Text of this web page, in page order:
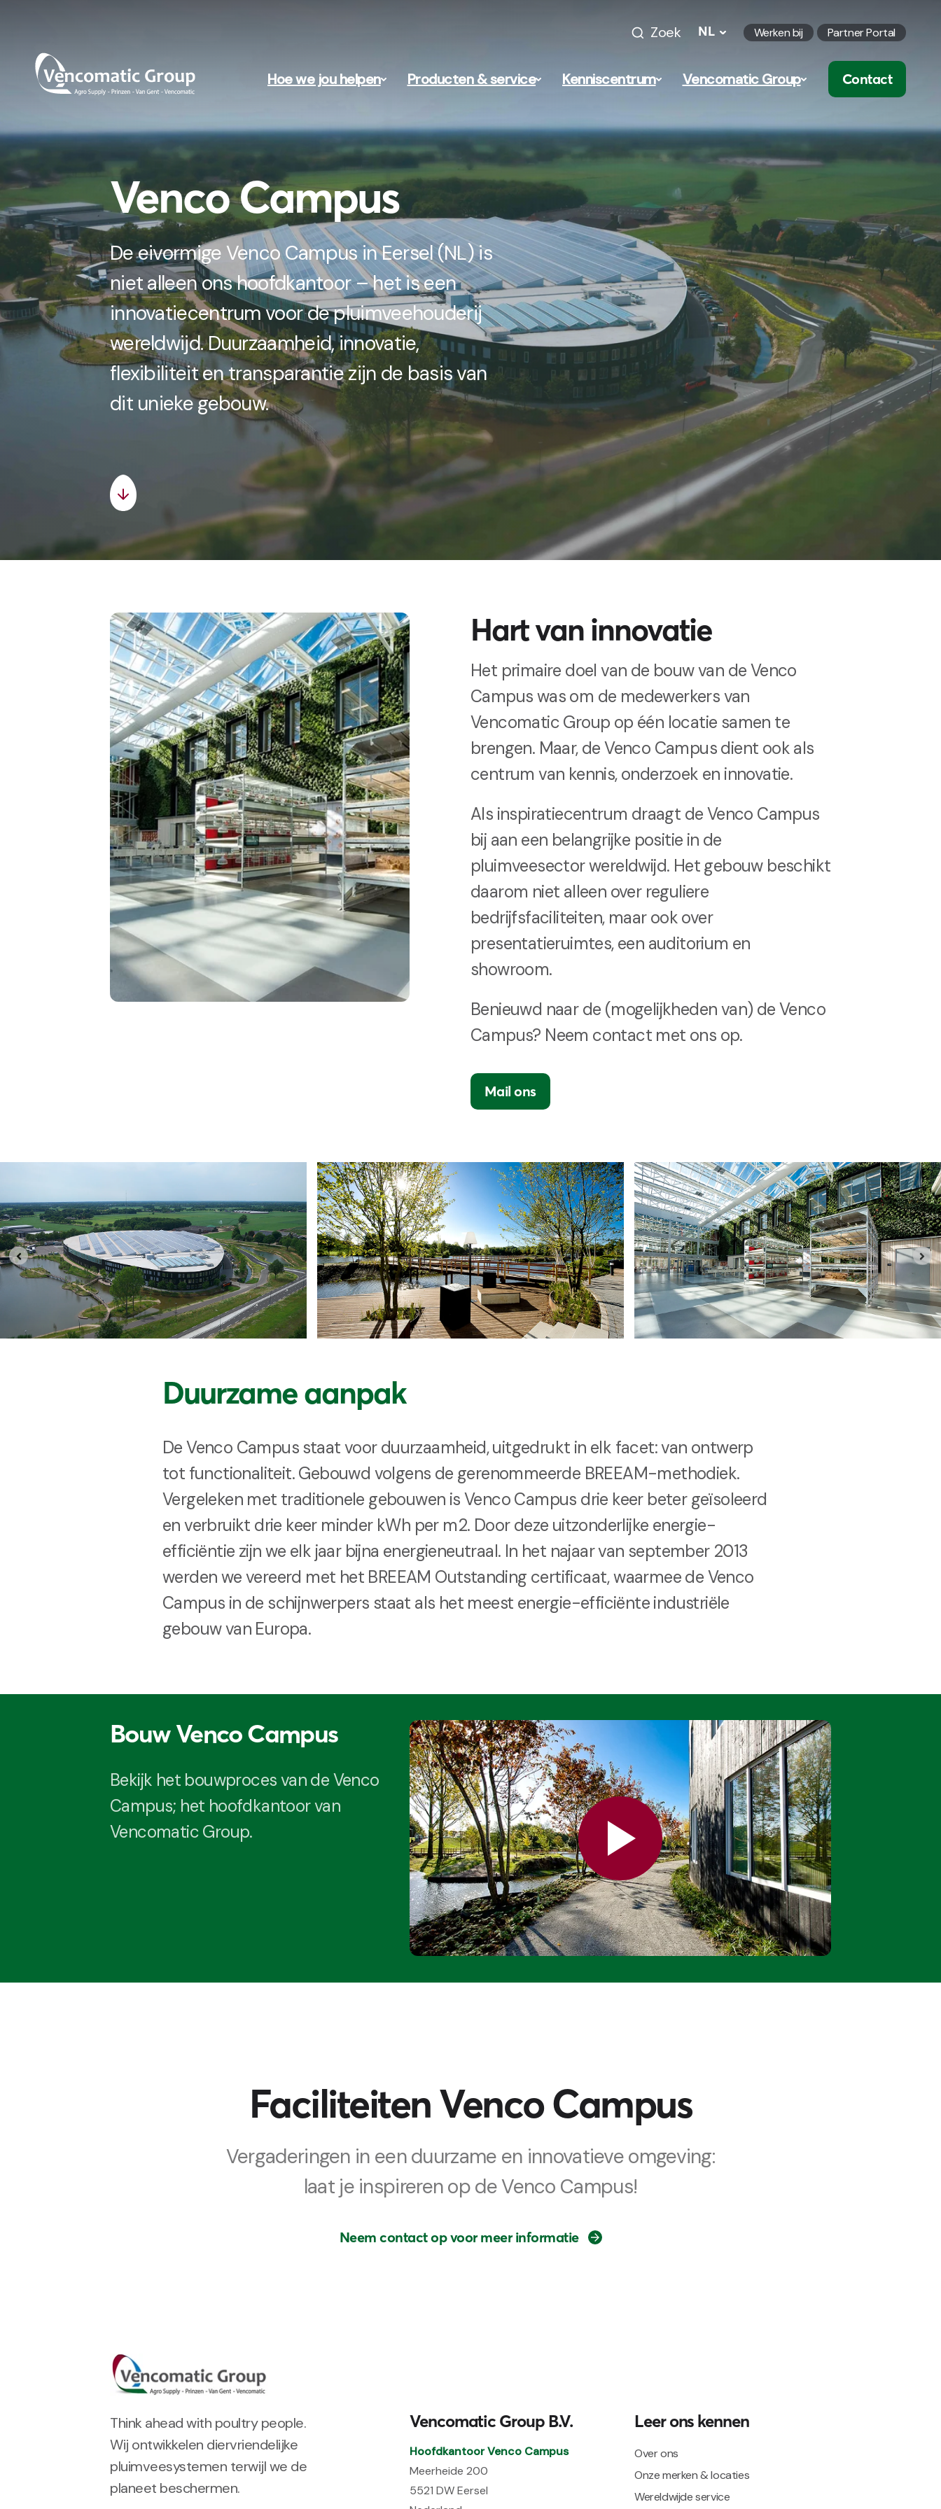
Zoek NL Werken bij Partner Portal
Hoe we jou helpen Producten & service Kenniscentrum Vencomatic Group Contact
Venco Campus
De eivormige Venco Campus in Eersel (NL) is
niet alleen ons hoofdkantoor – het is een
innovatiecentrum voor de pluimveehouderij
wereldwijd. Duurzaamheid, innovatie,
flexibiliteit en transparantie zijn de basis van
dit unieke gebouw.
Hart van innovatie
Het primaire doel van de bouw van de Venco
Campus was om de medewerkers van
Vencomatic Group op één locatie samen te
brengen. Maar, de Venco Campus dient ook als
centrum van kennis, onderzoek en innovatie.
Als inspiratiecentrum draagt de Venco Campus
bij aan een belangrijke positie in de
pluimveesector wereldwijd. Het gebouw beschikt
daarom niet alleen over reguliere
bedrijfsfaciliteiten, maar ook over
presentatieruimtes, een auditorium en
showroom.
Benieuwd naar de (mogelijkheden van) de Venco
Campus? Neem contact met ons op.
Mail ons
Duurzame aanpak
De Venco Campus staat voor duurzaamheid, uitgedrukt in elk facet: van ontwerp
tot functionaliteit. Gebouwd volgens de gerenommeerde BREEAM-methodiek.
Vergeleken met traditionele gebouwen is Venco Campus drie keer beter geïsoleerd
en verbruikt drie keer minder kWh per m2. Door deze uitzonderlijke energie-
efficiëntie zijn we elk jaar bijna energieneutraal. In het najaar van september 2013
werden we vereerd met het BREEAM Outstanding certificaat, waarmee de Venco
Campus in de schijnwerpers staat als het meest energie-efficiënte industriële
gebouw van Europa.
Bouw Venco Campus
Bekijk het bouwproces van de Venco
Campus; het hoofdkantoor van
Vencomatic Group.
Faciliteiten Venco Campus
Vergaderingen in een duurzame en innovatieve omgeving:
laat je inspireren op de Venco Campus!
Neem contact op voor meer informatie
Think ahead with poultry people.
Wij ontwikkelen diervriendelijke
pluimveesystemen terwijl we de
planeet beschermen.
Vencomatic Group B.V.
Hoofdkantoor Venco Campus
Meerheide 200
5521 DW Eersel
Leer ons kennen
Over ons
Onze merken & locaties
Wereldwijde service